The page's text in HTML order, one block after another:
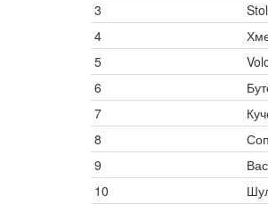
3
4
5
6
7
8
9
10